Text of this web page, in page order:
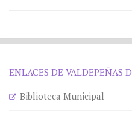
ENLACES DE VALDEPEÑAS
Biblioteca Municipal